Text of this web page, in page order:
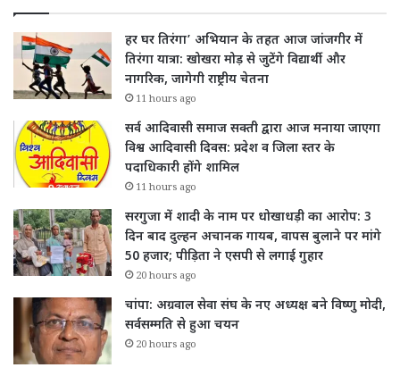
हर घर तिरंगा’ अभियान के तहत आज जांजगीर में
तिरंगा यात्रा: खोखरा मोड़ से जुटेंगे विद्यार्थी और
नागरिक, जागेगी राष्ट्रीय चेतना
11 hours ago
सर्व आदिवासी समाज सक्ती द्वारा आज मनाया जाएगा
विश्व आदिवासी दिवस: प्रदेश व जिला स्तर के
पदाधिकारी होंगे शामिल
11 hours ago
सरगुजा में शादी के नाम पर धोखाधड़ी का आरोप: 3
दिन बाद दुल्हन अचानक गायब, वापस बुलाने पर मांगे
50 हजार; पीड़िता ने एसपी से लगाई गुहार
20 hours ago
चांपा: अग्रवाल सेवा संघ के नए अध्यक्ष बने विष्णु मोदी,
सर्वसम्मति से हुआ चयन
20 hours ago